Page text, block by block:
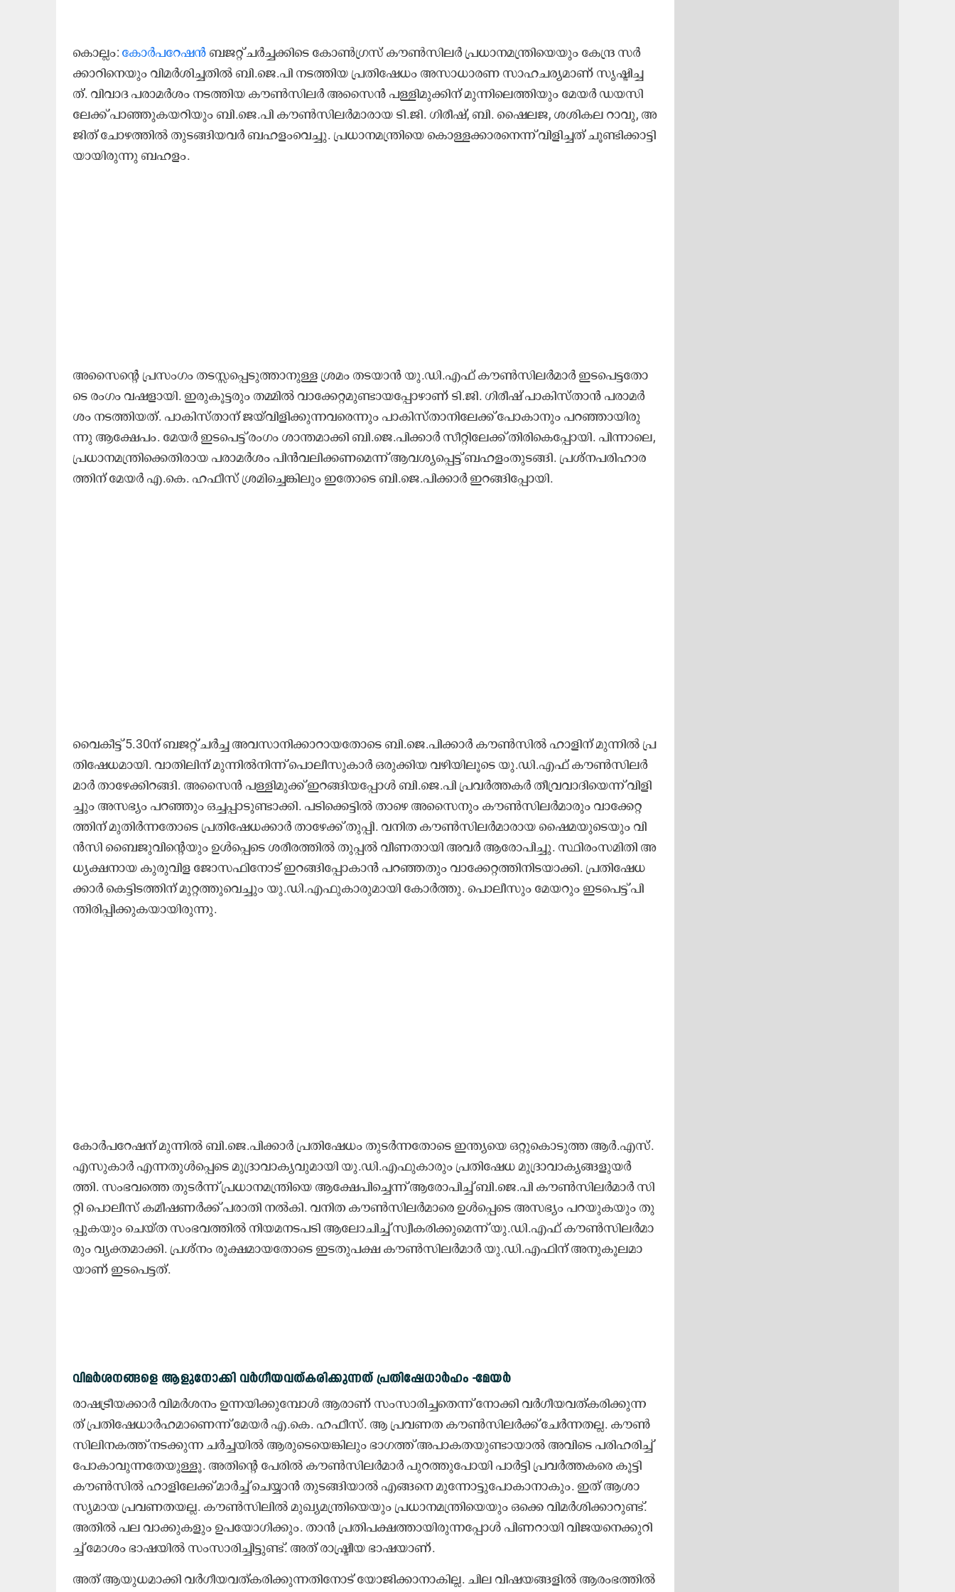
കൊ​ല്ലം: കോ​ർ​പ​റേ​ഷ​ൻ ബ​ജ​റ്റ്​ ച​ർ​ച്ച​ക്കി​ടെ കോ​ൺ​ഗ്ര​സ് കൗ​ൺ​സി​ല​ർ പ്ര​ധാ​ന​മ​ന്ത്രി​യെ​യും കേ​ന്ദ്ര സ​ർ​
ക്കാ​റി​നെ​യും വി​മ​ർ​ശി​ച്ച​തി​ൽ ബി.​ജെ.​പി ന​ട​ത്തി​യ പ്ര​തി​ഷേ​ധം അ​സാ​ധാ​ര​ണ സാ​ഹ​ച​ര്യ​മാ​ണ് സൃ​ഷ്ടി​ച്ച​
ത്. വി​വാ​ദ പ​രാ​മ​ർ​ശം ന​ട​ത്തി​യ കൗ​ൺ​സി​ല​ർ അ​സൈ​ൻ പ​ള്ളി​മു​ക്കി​ന്​ മു​ന്നി​ലെ​ത്തി​യും മേ​യ​ർ ഡ​യ​സി​
ലേ​ക്ക്​ പാ​ഞ്ഞു​ക​യ​റി​യും ബി.​ജെ.​പി കൗ​ൺ​സി​ല​ർ​മാ​രാ​യ ടി.​ജി. ഗി​രീ​ഷ്, ബി. ​ഷൈ​ല​ജ, ശ​ശി​ക​ല റാ​വു, അ​
ജി​ത്​ ചോ​ഴ​ത്തി​ൽ തു​ട​ങ്ങി​യ​വ​ർ ബ​ഹ​ളം​വെ​ച്ചു. പ്ര​ധാ​ന​മ​ന്ത്രി​യെ കൊ​ള്ള​ക്കാ​ര​നെ​ന്ന്​ വി​ളി​ച്ച​ത്​ ചൂ​ണ്ടി​ക്കാ​ട്ടി​
യാ​യി​രു​ന്നു ബ​ഹ​ളം.
അ​സൈ​ന്‍റെ പ്ര​സം​ഗം ത​ട​സ്സ​പ്പെ​ടു​ത്താ​നു​ള്ള ശ്ര​മം ത​ട​യാ​ൻ യു.​ഡി.​എ​ഫ്​ കൗ​ൺ​സി​ല​ർ​മാ​ർ ഇ​ട​പെ​ട്ട​തോ​
ടെ രം​ഗം വ​ഷ​ളാ​യി. ഇ​രു​കൂ​ട്ട​രും ത​മ്മി​ൽ വാ​ക്കേ​റ്റ​മു​ണ്ടാ​യ​പ്പോ​ഴാ​ണ് ടി.​ജി. ഗി​രീ​ഷ്​ പാ​കി​സ്താ​ൻ പ​രാ​മ​ർ​
ശം ന​ട​ത്തി​യ​ത്. പാ​കി​സ്താ​ന്​ ജ​യ്​​വി​ളി​ക്കു​ന്ന​വ​രെ​ന്നും പാ​കി​സ്താ​നി​ലേ​ക്ക്​ പോ​കാ​നും പ​റ​ഞ്ഞാ​യി​രു​
ന്നു ആ​ക്ഷേ​പം. മേ​യ​ർ ഇ​ട​പെ​ട്ട്​ രം​ഗം ശാ​ന്ത​മാ​ക്കി ബി.​ജെ.​പി​ക്കാ​ർ സീ​റ്റി​ലേ​ക്ക്​ തി​രി​കെ​പ്പോ​യി. പി​ന്നാ​ലെ,
പ്ര​ധാ​ന​മ​ന്ത്രി​ക്കെ​തി​രാ​യ പ​രാ​മ​ർ​ശം പി​ൻ​വ​ലി​ക്ക​ണ​മെ​ന്ന്​ ആ​വ​ശ്യ​പ്പെ​ട്ട്​ ബ​ഹ​ളം​തു​ട​ങ്ങി. പ്ര​ശ്ന​പ​രി​ഹാ​ര​
ത്തി​ന്​ മേ​യ​ർ എ.​കെ. ഹ​ഫീ​സ്​ ശ്ര​മി​ച്ചെ​ങ്കി​ലും ഇ​തോ​ടെ ബി.​​ജെ.​പി​ക്കാ​ർ ഇ​റ​ങ്ങി​പ്പോ​യി.
വൈ​കീ​ട്ട്​ 5.30ന്​ ​ബ​ജ​റ്റ്​ ച​ർ​ച്ച അ​വ​സാ​നി​ക്കാ​റാ​യ​തോ​ടെ ബി.​ജെ.​പി​ക്കാ​ർ കൗ​ൺ​സി​ൽ ഹാ​ളി​ന്​ മു​ന്നി​ൽ​ പ്ര​
തി​ഷേ​ധ​മാ​യി. ​വാ​തി​ലി​ന്​ മു​ന്നി​ൽ​നി​ന്ന്​ പൊ​ലീ​സു​കാ​ർ ഒ​രു​ക്കി​യ വ​ഴി​യി​ലൂ​ടെ യു.​ഡി.​എ​ഫ്​ കൗ​ൺ​സി​ല​ർ​
മാ​ർ താ​ഴേ​ക്കി​റ​ങ്ങി. അ​സൈ​ൻ പ​ള്ളി​മു​ക്ക്​ ഇ​റ​ങ്ങി​യ​പ്പോ​ൾ ബി.​ജെ.​പി പ്ര​വ​ർ​ത്ത​ക​ർ തീ​വ്ര​വാ​ദി​യെ​ന്ന്​ വി​ളി​
ച്ചും അ​സ​ഭ്യം പ​റ​ഞ്ഞും ഒ​ച്ച​പ്പാ​ടു​ണ്ടാ​ക്കി. പ​ടി​​ക്കെ​ട്ടി​ൽ താ​ഴെ അ​സൈ​നും കൗ​ൺ​സി​ല​ർ​മാ​രും വാ​ക്കേ​റ്റ​
ത്തി​ന്​ മു​തി​ർ​ന്ന​തോ​​ടെ പ്ര​തി​ഷേ​ധ​ക്കാ​ർ താ​ഴേ​ക്ക്​ തു​പ്പി. വ​നി​ത കൗ​ൺ​സി​ല​ർ​മാ​രാ​യ ഷൈ​മ​യു​ടെ​യും വി​
ൻ​സി ബൈ​ജു​വി​ന്‍റെ​യും ഉ​ൾ​പ്പെ​ടെ ശ​രീ​ര​ത്തി​ൽ തു​പ്പ​ൽ വീ​ണ​താ​യി അ​വ​ർ ആ​രോ​പി​ച്ചു. സ്ഥി​രം​സ​മി​തി അ​
ധ്യ​ക്ഷ​നാ​യ കു​രു​വി​ള ജോ​സ​ഫി​നോ​ട്​ ഇ​റ​ങ്ങി​പ്പോ​കാ​ൻ പ​റ​ഞ്ഞ​തും വാ​ക്കേ​റ്റ​ത്തി​നി​ട​യാ​ക്കി. പ്ര​തി​ഷേ​ധ​
ക്കാ​ർ കെ​ട്ടി​ട​ത്തി​ന്​ മു​റ്റ​ത്തു​വെ​ച്ചും യു.​ഡി.​എ​ഫു​കാ​രു​മാ​യി കോ​ർ​ത്തു. പൊ​ലീ​സും മേ​യ​റും ഇ​ട​പെ​ട്ട്​ പി​
ന്തി​രി​പ്പി​ക്കു​ക​യാ​യി​രു​ന്നു.
കോ​ർ​പ​റേ​ഷ​ന്​ മു​ന്നി​ൽ ബി.​ജെ.​പി​ക്കാ​ർ പ്ര​തി​ഷേ​ധം തു​ട​ർ​ന്ന​തോ​​ടെ ഇ​ന്ത്യ​യെ ഒ​റ്റു​കൊ​ടു​ത്ത ആ​ർ.​എ​സ്.​
എ​സു​കാ​ർ എ​ന്ന​തു​ൾ​പ്പെ​ടെ മു​ദ്രാ​വാ​ക്യ​വു​മാ​യി യു.​ഡി.​എ​ഫു​കാ​രും പ്ര​തി​ഷേ​ധ മു​ദ്രാ​വാ​ക്യ​ങ്ങ​ളു​യ​ർ​
ത്തി. സം​ഭ​വ​ത്തെ തു​ട​ർ​ന്ന്​ പ്ര​ധാ​ന​മ​ന്ത്രി​യെ ആ​ക്ഷേ​പി​ച്ചെ​ന്ന് ആ​രോ​പി​ച്ച്​ ബി.​ജെ.​പി കൗ​ൺ​സി​ല​ർ​മാ​ർ സി​
റ്റി പൊ​ലീ​സ്​ ക​മീ​ഷ​ണ​ർ​ക്ക്​ പ​രാ​തി ന​ൽ​കി. വ​നി​ത കൗ​ൺ​സി​ല​ർ​മാ​​രെ ഉ​ൾ​​പ്പെ​ടെ അ​സ​ഭ്യം പ​റ​യു​ക​യും തു​
പ്പു​ക​യും ചെ​യ്ത സം​ഭ​വ​ത്തി​ൽ നി​യ​മ​ന​ട​പ​ടി ആ​ലോ​ചി​ച്ച്​ സ്വീ​ക​രി​ക്കു​മെ​ന്ന്​ യു.​ഡി.​എ​ഫ്​ കൗ​ൺ​സി​ല​ർ​മാ​
രും വ്യ​ക്ത​മാ​ക്കി. പ്ര​ശ്നം രൂ​ക്ഷ​മാ​യ​തോ​ടെ ഇ​ട​തു​പ​ക്ഷ കൗ​ൺ​സി​ല​ർ​മാ​ർ യു.​ഡി.​എ​ഫി​ന്​ അ​നു​കൂ​ല​മാ​
യാ​ണ്​ ഇ​ട​പെ​ട്ട​ത്.
വി​മ​ർ​ശ​ന​ങ്ങ​ളെ ആ​ളു​നോ​ക്കി വ​ർ​ഗീ​യ​വ​ത്​​ക​രി​ക്കു​ന്ന​ത്​ പ്ര​തി​ഷേ​ധാ​ർ​ഹം -മേ​യ​ർ
രാ​ഷ​ട്രീ​യ​ക്കാ​ർ വി​മ​ർ​ശ​നം ഉ​ന്ന​യി​ക്കു​മ്പോ​ൾ ആ​രാ​ണ്​ സം​സാ​രി​ച്ച​തെ​ന്ന്​ നോ​ക്കി വ​ർ​ഗീ​യ​വ​ത്​​ക​രി​ക്കു​ന്ന​
ത്​ പ്ര​തി​ഷേ​ധാ​ർ​ഹ​മാ​ണെന്ന് മേയർ എ.കെ. ഹഫീസ്. ആ ​പ്ര​വ​ണ​ത കൗ​ൺ​സി​ല​ർ​ക്ക്​ ചേ​ർ​ന്ന​ത​ല്ല. കൗ​ൺ​
സി​ലി​ന​ക​ത്ത്​ ന​ട​ക്കു​ന്ന ച​ർ​ച്ച​യി​ൽ ആ​രു​ടെ​യെ​ങ്കി​ലും ഭാ​ഗ​ത്ത്​ അ​പാ​ക​ത​യു​ണ്ടാ​യാ​ൽ അ​വി​ടെ പ​രി​ഹ​രി​ച്ച്​
പോ​കാ​വു​ന്ന​തേ​യു​ള്ളൂ. അ​തി​ന്‍റെ പേ​രി​ൽ കൗ​ൺ​സി​ല​ർ​മാ​ർ പു​റ​ത്തു​പോ​യി പാ​ർ​ട്ടി പ്ര​വ​ർ​ത്ത​ക​രെ കൂ​ട്ടി​
കൗ​ൺ​സി​ൽ ഹാ​ളി​ലേ​ക്ക്​ മാ​ർ​ച്ച്​ ചെ​യ്യാ​ൻ തു​ട​ങ്ങി​യാ​ൽ എ​ങ്ങ​നെ മു​ന്നോ​ട്ടു​പോ​കാ​നാ​കും. ഇ​ത്​ ആ​ശാ​
സ്യ​മാ​യ പ്ര​വ​ണ​ത​യ​ല്ല. കൗ​ൺ​സി​ലി​ൽ മു​ഖ്യ​മ​ന്ത്രി​യെ​യും പ്ര​ധാ​ന​മ​ന്ത്രി​യെ​യും ഒ​ക്കെ വി​മ​ർ​ശി​ക്കാ​റു​ണ്ട്.
അ​തി​ൽ പ​ല വാ​ക്കു​ക​ളും ഉ​പ​യോ​ഗി​ക്കും. താ​ൻ​ പ്ര​തി​പ​ക്ഷ​ത്താ​യി​രു​ന്ന​പ്പോ​ൾ പി​ണ​റാ​യി വി​ജ​യ​നെ​ക്കു​റി​
ച്ച്​ മോ​ശം ഭാ​ഷ​യി​ൽ സം​സാ​രി​ച്ചി​ട്ടു​ണ്ട്. അ​ത്​ രാ​ഷ്ട്രീ​യ ഭാ​ഷ​യാ​ണ്.
അ​ത്​ ആ​യു​ധ​മാ​ക്കി വ​ർ​ഗീ​യ​വ​ത്ക​രി​ക്കു​ന്ന​തി​നോ​ട്​ യോ​ജി​ക്കാ​നാ​കി​ല്ല. ചി​ല വി​ഷ​യ​ങ്ങ​ളി​ൽ ആ​രം​ഭ​ത്തി​ൽ